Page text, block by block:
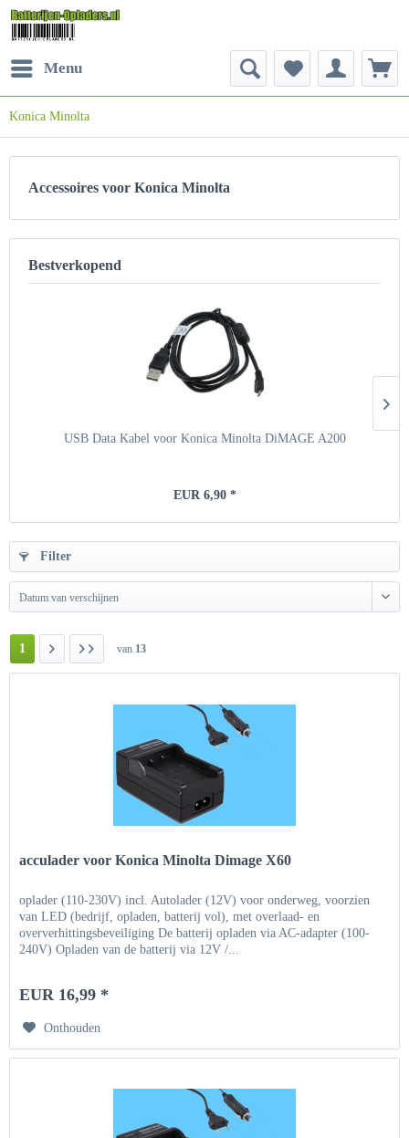
Menu
Konica Minolta
Accessoires voor Konica Minolta
Bestverkopend
USB Data Kabel voor Konica Minolta DiMAGE A200
EUR 6,90 *
Filter
Datum van verschijnen
1 van 13
acculader voor Konica Minolta Dimage X60
oplader (110-230V) incl. Autolader (12V) voor onderweg, voorzien
van LED (bedrijf, opladen, batterij vol), met overlaad- en
oververhittingsbeveiliging De batterij opladen via AC-adapter (100-
240V) Opladen van de batterij via 12V /...
EUR 16,99 *
Onthouden